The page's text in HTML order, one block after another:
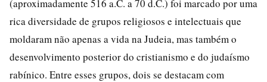
(aproximadamente 516 a.C. a 70 d.C.) foi marcado por uma
rica diversidade de grupos religiosos e intelectuais que
moldaram não apenas a vida na Judeia, mas também o
desenvolvimento posterior do cristianismo e do judaísmo
rabínico. Entre esses grupos, dois se destacam com